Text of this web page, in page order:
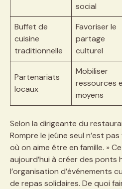
social
Buffet de
cuisine
traditionnelle
Favoriser le
partage
culturel
Partenariats
locaux
Mobiliser
ressources
moyens
Selon la dirigeante du
Rompre le jeûne seul n’est
où on aime être en famille. »
aujourd’hui à créer des ponts
l’organisation d’événements
de repas solidaires. De quoi